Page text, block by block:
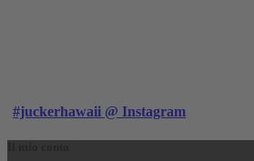
#juckerhawaii @ Instagram